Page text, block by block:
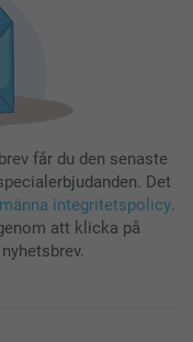
får du den senaste
Det
integritetspolicy.
att klicka på